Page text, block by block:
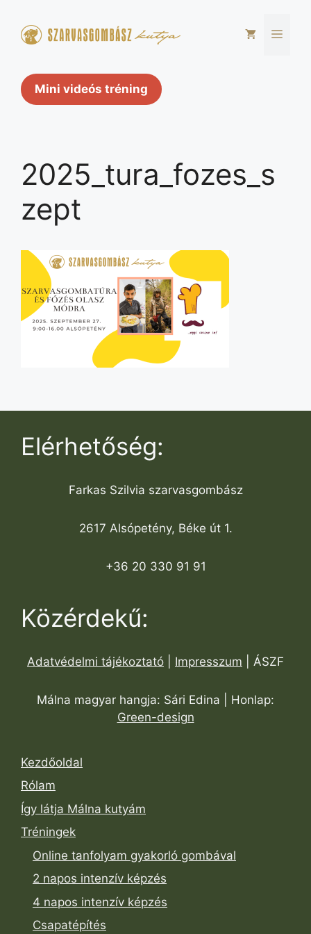
tartalomba
Mini videós tréning
2025_tura_fozes_s
zept
Elérhetőség:
Farkas Szilvia szarvasgombász
2617 Alsópetény, Béke út 1.
+36 20 330 91 91
Közérdekű:
Adatvédelmi tájékoztató Impresszum | ÁSZF
Málna magyar hangja: Sári Edina | Honlap:
Green-design
Kezdőoldal
Rólam
Így látja Málna kutyám
Tréningek
Online tanfolyam gyakorló gombával
2 napos intenzív képzés
4 napos intenzív képzés
Csapatépítés